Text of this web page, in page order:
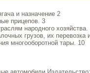
и назначение 2
прицепов. 3
народного хозяйства.
грузов, их перевозка
многооборотной тары. 10